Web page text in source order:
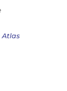
Atlas